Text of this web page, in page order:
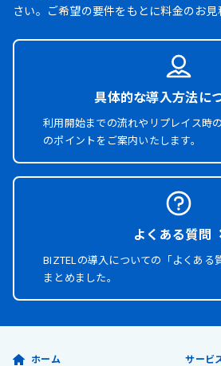
さい。ご希望の要件をもとに料金のお見
具体的な導入方法に
利用開始までの流れやリプレイス時
のポイントをご案内いたします。
よくある質問
BIZTELの導入についての「よくある
まとめました。
ホーム
サービ